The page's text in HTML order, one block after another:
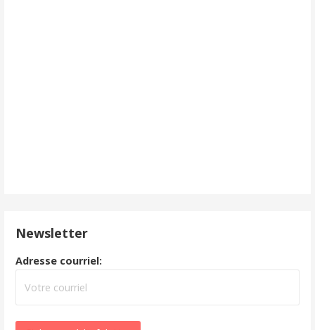
Newsletter
Adresse courriel: